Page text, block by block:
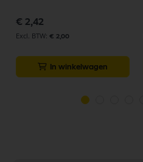
€ 2,42
€ 2,00
In winkelwagen